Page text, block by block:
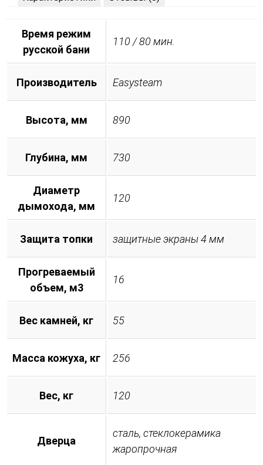
Время режим
русской бани
110 / 80 мин.
Производитель Easysteam
Высота, мм 890
Глубина, мм 730
Диаметр
дымохода, мм
120
Защита топки защитные экраны 4 мм
Прогреваемый
объем, м3
16
Вес камней, кг 55
Масса кожуха, кг 256
Вес, кг 120
Дверца
сталь, стеклокерамика
жаропрочная